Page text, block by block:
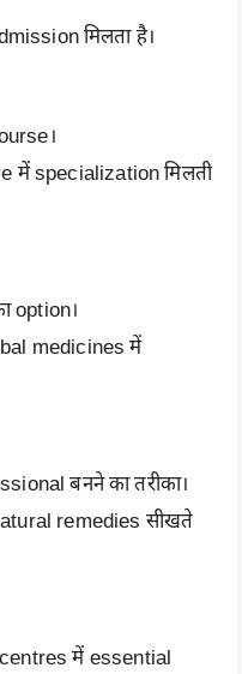
मिलता है।
में specialization मिलती
option।
medicines में
बनने का तरीका।
remedies सीखते
में essential